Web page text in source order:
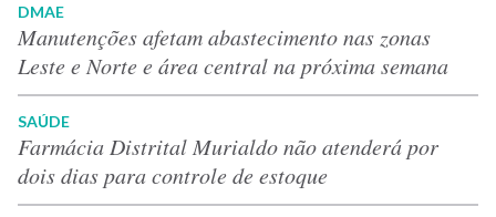
DMAE
Manutenções afetam abastecimento nas zonas
Leste e Norte e área central na próxima semana
SAÚDE
Farmácia Distrital Murialdo não atenderá por
dois dias para controle de estoque